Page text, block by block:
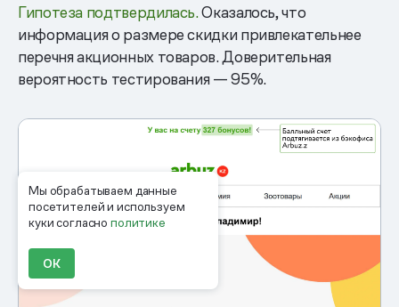
Мы обрабатываем данные
посетителей и используем
куки согласнополитике
ОК
Гипотеза подтвердилась.Оказалось, что
информация о размере скидки привлекательнее
перечня акционных товаров. Доверительная
вероятность тестирования — 95%.